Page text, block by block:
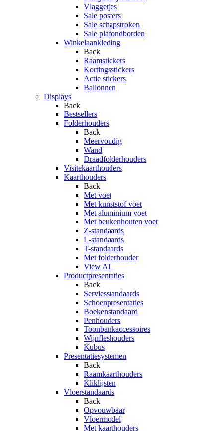
Vlaggetjes
Sale posters
Sale schapstroken
Sale plafondborden
Winkelaankleding
Back
Raamstickers
Kortingsstickers
Actie stickers
Ballonnen
Displays
Back
Bestsellers
Folderhouders
Back
Meervoudig
Wand
Draadfolderhouders
Visitekaarthouders
Kaarthouders
Back
Met voet
Met kunststof voet
Met aluminium voet
Met beukenhouten voet
Z-standaards
L-standaards
T-standaards
Met folderhouder
View All
Productpresentaties
Back
Serviesstandaards
Schoenpresentaties
Boekenstandaard
Penhouders
Toonbankaccessoires
Wijnfleshouders
Kubus
Presentatiesystemen
Back
Raamkaarthouders
Kliklijsten
Vloerstandaards
Back
Opvouwbaar
Vloermodel
Met kaarthouders